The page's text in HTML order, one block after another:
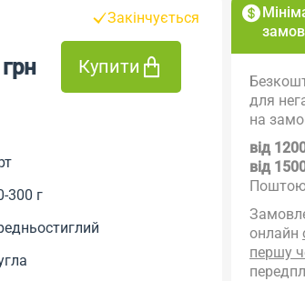
Закінчується
Купити
300 г
для
на
від
від
онлайн
першу